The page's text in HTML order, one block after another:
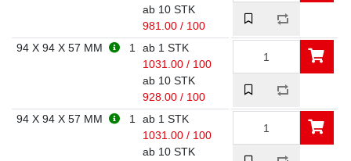
ab 10 STK
981.00 / 100
94 X 94 X 57 MM
1
ab 1 STK
1031.00 / 100
ab 10 STK
928.00 / 100
94 X 94 X 57 MM
1
ab 1 STK
1031.00 / 100
ab 10 STK